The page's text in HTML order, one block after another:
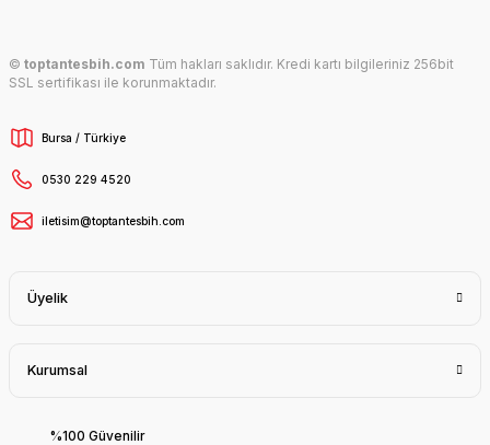
© toptantesbih.com Tüm hakları saklıdır. Kredi kartı bilgileriniz 256bit
SSL sertifikası ile korunmaktadır.
Bursa / Türkiye
0530 229 4520
iletisim@toptantesbih.com
Üyelik
Kurumsal
%100 Güvenilir